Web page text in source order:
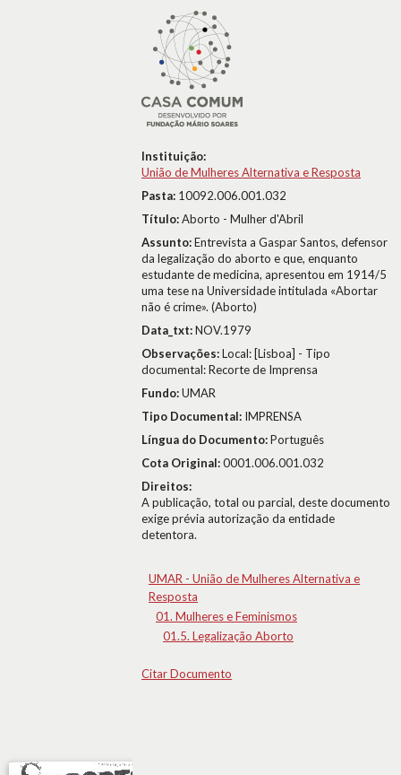
Instituição:
União de Mulheres Alternativa e Resposta
Pasta: 10092.006.001.032
Título:Aborto - Mulher d'Abril
Assunto:Entrevista a Gaspar Santos, defensor
da legalização do aborto e que, enquanto
estudante de medicina, apresentou em 1914/5
uma tese na Universidade intitulada «Abortar
não é crime». (Aborto)
Data_txt:NOV.1979
Observações:Local: [Lisboa] - Tipo
documental: Recorte de Imprensa
Fundo:UMAR
Tipo Documental: IMPRENSA
Língua do Documento:Português
Cota Original:0001.006.001.032
Direitos:
A publicação, total ou parcial, deste documento
exige prévia autorização da entidade
detentora.
UMAR - União de Mulheres Alternativa e
Resposta
01. Mulheres e Feminismos
01.5. Legalização Aborto
Citar Documento